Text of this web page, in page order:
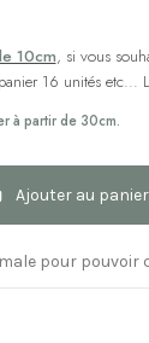
10cm, si vous
16 unités etc...
à partir de 30cm.
Ajouter au panier
pour pouvoir